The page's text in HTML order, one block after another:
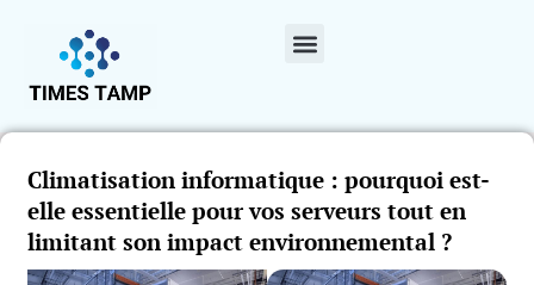
Climatisation informatique : pourquoi est-
elle essentielle pour vos serveurs tout en
limitant son impact environnemental ?